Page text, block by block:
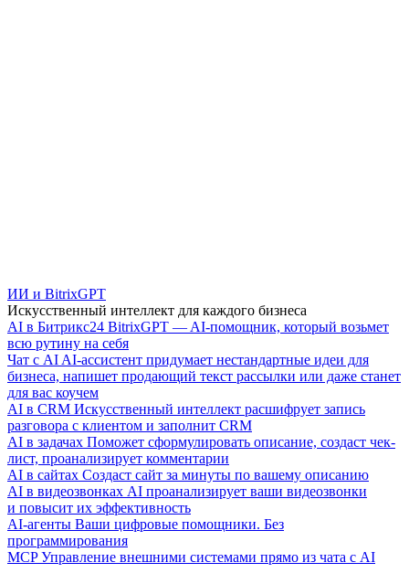
ИИ и BitrixGPT
Искусственный интеллект для каждого бизнеса
AI в Битрикс24 BitrixGPT — AI-помощник, который возьмет
всю рутину на себя
Чат с AI AI-ассистент придумает нестандартные идеи для
бизнеса, напишет продающий текст рассылки или даже станет
для вас коучем
AI в CRM Искусственный интеллект расшифрует запись
разговора с клиентом и заполнит CRM
AI в задачах Поможет сформулировать описание, создаст чек-
лист, проанализирует комментарии
AI в сайтах Создаст сайт за минуты по вашему описанию
AI в видеозвонках AI проанализирует ваши видеозвонки
и повысит их эффективность
AI-агенты Ваши цифровые помощники. Без
программирования
MCP Управление внешними системами прямо из чата с AI